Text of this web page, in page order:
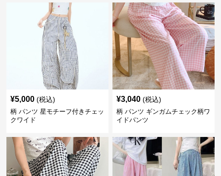
¥5,000 (税込)
柄 パンツ 星モチーフ付きチェッ
クワイド
¥3,040 (税込)
柄 パンツ ギンガムチェック柄ワ
イドパンツ